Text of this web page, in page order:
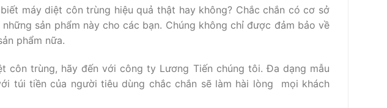
máy diệt côn trùng hiệu quả thật hay không? Chắc chắn có cơ sở
sản phẩm này cho các bạn. Chúng không chỉ được đảm bảo về
phẩm nữa.
côn trùng, hãy đến với công ty Lương Tiến chúng tôi. Đa dạng mẫu
túi tiền của người tiêu dùng chắc chắn sẽ làm hài lòng mọi khách